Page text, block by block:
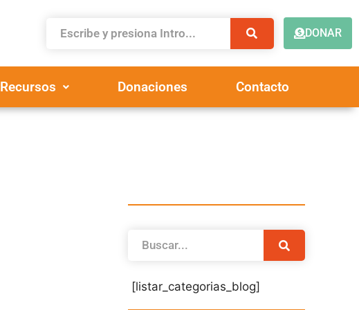
DONAR
Recursos Donaciones Contacto
[listar_categorias_blog]